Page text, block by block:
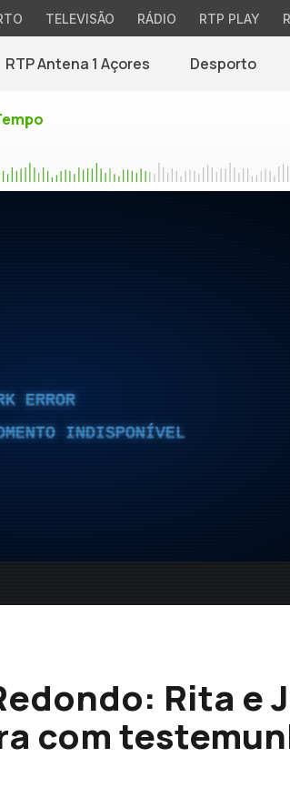
TELEVISÃO RÁDIO RTP PLAY
RTP Antena 1 Açores Desporto
ERROR
INDISPONÍVEL
Rita e
com